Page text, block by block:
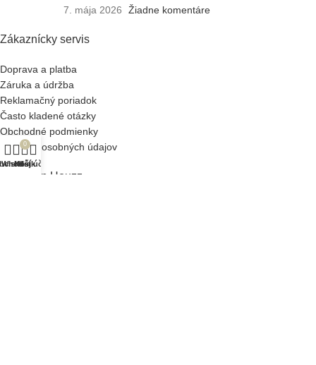
7. mája 2026
Žiadne komentáre
Zákaznícky servis
Doprava a platba
Záruka a údržba
Reklamačný poriadok
Často kladené otázky
Obchodné podmienky
Ochrana osobných údajov
O Design Houzz
Wishlist
0
Košík
Môj účet